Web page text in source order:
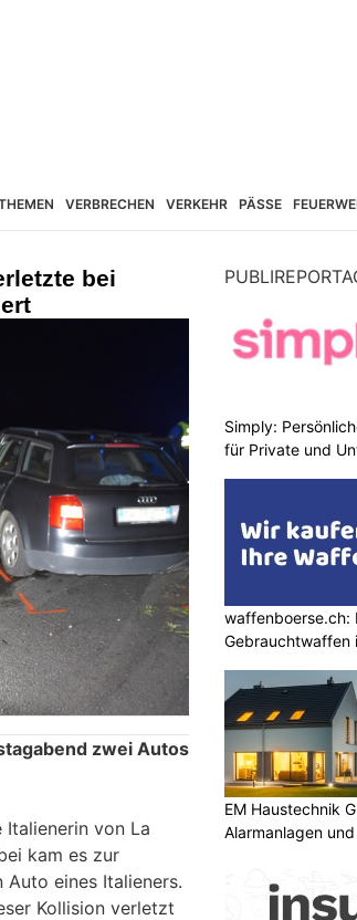
VERBRECHEN VERKEHR PÄSSE
bei
zwei Autos
von La
kam es zur
eines Italieners.
Kollision verletzt
Simply:
für Private und
waffenboerse.ch:
Gebrauchtwaffen
EM Haustechnik
Alarmanlagen